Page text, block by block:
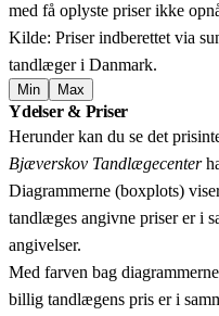
med få oplyste priser ikke
Kilde: Priser indberettet via
tandlæger i Danmark.
Min Max
+
−
Ydelser & Priser
Herunder kan du se det
Bjæverskov Tandlægecenter
Diagrammerne (boxplots)
tandlæges angivne priser er i
angivelser.
Med farven bag
billig tandlægens pris er i